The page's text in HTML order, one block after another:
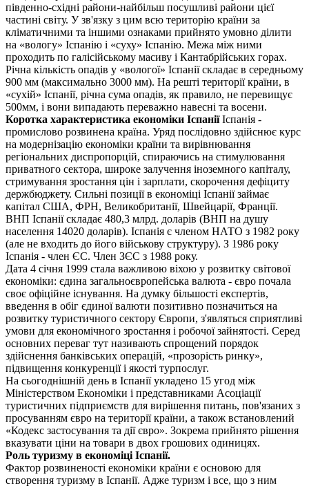
південно-східні райони-найбільш посушливі райони цієї
частині світу. У зв'язку з цим всю територію країни за
кліматичними та іншими ознаками прийнято умовно ділити
на «вологу» Іспанію і «суху» Іспанію. Межа між ними
проходить по галісійському масиву і Кантабрійських горах.
Річна кількість опадів у «вологої» Іспанії складає в середньому
900 мм (максимально 3000 мм). На решті території країни, в
«сухій» Іспанії, річна сума опадів, як правило, не перевищує
500мм, і вони випадають переважно навесні та восени.
Коротка характеристика економіки ІспаніїІспанія -
промислово розвинена країна. Уряд послідовно здійснює курс
на модернізацію економіки країни та вирівнювання
регіональних диспропорцій, спираючись на стимулювання
приватного сектора, широке залучення іноземного капіталу,
стримування зростання цін і зарплати, скорочення дефіциту
держбюджету. Сильні позиції в економіці Іспанії займає
капітал США, ФРН, Великобританії, Швейцарії, Франції.
ВНП Іспанії складає 480,3 млрд. доларів (ВНП на душу
населення 14020 доларів). Іспанія є членом НАТО з 1982 року
(але не входить до його військову структуру). З 1986 року
Іспанія - член ЄС. Член ЗЄС з 1988 року.
Дата 4 січня 1999 стала важливою віхою у розвитку світової
економіки: єдина загальноєвропейська валюта - євро почала
своє офіційне існування. На думку більшості експертів,
введення в обіг єдиної валюти позитивно позначиться на
розвитку туристичного сектору Європи, з'являться сприятливі
умови для економічного зростання і робочої зайнятості. Серед
основних переваг тут називають спрощений порядок
здійснення банківських операцій, «прозорість ринку»,
підвищення конкуренції і якості турпослуг.
На сьогоднішній день в Іспанії укладено 15 угод між
Міністерством Економіки і представниками Асоціації
туристичних підприємств для вирішення питань, пов'язаних з
просуванням євро на території країни, а також встановлений
«Кодекс застосування та дії євро». Зокрема прийнято рішення
вказувати ціни на товари в двох грошових одиницях.
Роль туризму в економіці Іспанії.
Фактор розвиненості економіки країни є основою для
створення туризму в Іспанії. Адже туризм і все, що з ним